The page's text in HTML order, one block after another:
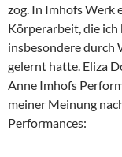
zog. In Imhofs Werk
Körperarbeit, die ich
insbesondere durch
gelernt hatte. Eliza
Anne Imhofs
meiner Meinung
Performances: